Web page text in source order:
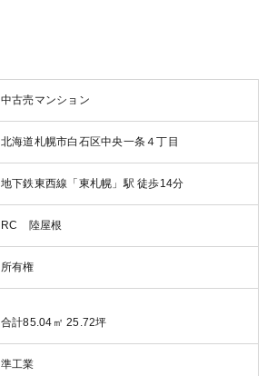
中古売マンション
北海道札幌市白石区中央一条４丁目
地下鉄東西線「東札幌」駅 徒歩14分
RC 陸屋根
所有権
合計85.04㎡ 25.72坪
準工業